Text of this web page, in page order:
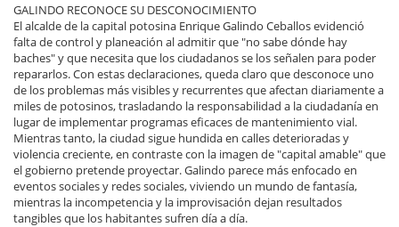
GALINDO RECONOCE SU DESCONOCIMIENTO
El alcalde de la capital potosina Enrique Galindo Ceballos evidenció
falta de control y planeación al admitir que "no sabe dónde hay
baches" y que necesita que los ciudadanos se los señalen para poder
repararlos. Con estas declaraciones, queda claro que desconoce uno
de los problemas más visibles y recurrentes que afectan diariamente a
miles de potosinos, trasladando la responsabilidad a la ciudadanía en
lugar de implementar programas eficaces de mantenimiento vial.
Mientras tanto, la ciudad sigue hundida en calles deterioradas y
violencia creciente, en contraste con la imagen de "capital amable" que
el gobierno pretende proyectar. Galindo parece más enfocado en
eventos sociales y redes sociales, viviendo un mundo de fantasía,
mientras la incompetencia y la improvisación dejan resultados
tangibles que los habitantes sufren día a día.